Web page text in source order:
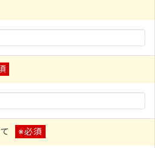
※必須